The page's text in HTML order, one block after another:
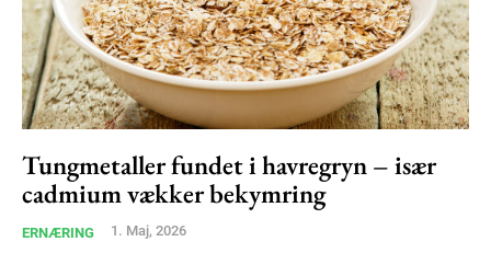
Subscription Plans
Free limited access
Gratis / forever
Tungmetaller fundet i havregryn – især
cadmium vækker bekymring
ERNÆRING 1. Maj, 2026